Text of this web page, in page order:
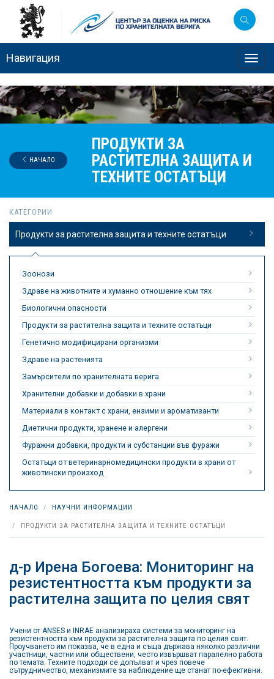
Навигация
ПРОДУКТИ ЗА
РАСТИТЕЛНА ЗАЩИТА И
ТЕХНИТЕ ОСТАТЪЦИ
НАЧАЛО
КАТЕГОРИИ
Продукти за растителна защита и техните остатъци
Зоонози
Здраве на животните и хуманно отношение към тях
Биологични опасности
Продукти за растителна защита и техните остатъци
Генетично модифицирани организми
Здраве на растенията
Замърсители по хранителната верига
Хранителни добавки и добавки в храни
Материали в контакт с храни, ензими и ароматизанти
Диетични продукти, хранене и алергени
Фуражни добавки, продукти и субстанции във фуражи
Остатъци от ветеринарномедицински продукти в храни от
животински произход
НАЧАЛО НАУЧНИ ИНФОРМАЦИИ
ПРОДУКТИ ЗА РАСТИТЕЛНА ЗАЩИТА И ТЕХНИТЕ ОСТАТЪЦИ
д-р Ирена Богоева: Мониторинг на
резистентността към продукти за
растителна защита по целия свят
Учени от ANSES и INRAE анализираха системи за мониторинг на
резистентността към продукти за растителна защита по целия свят.
Проучването им показва, че в една и съща държава няколко различни
участници, частни или обществени, често извършват паралелно работа
по темата. Техните подходи се допълват и чрез повече
сътрудничество, механизмите за наблюдение ще станат по-ефективни.